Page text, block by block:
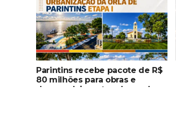
Parintins recebe pacote de R$
80 milhões para obras e
desenvolvimento urbano dos